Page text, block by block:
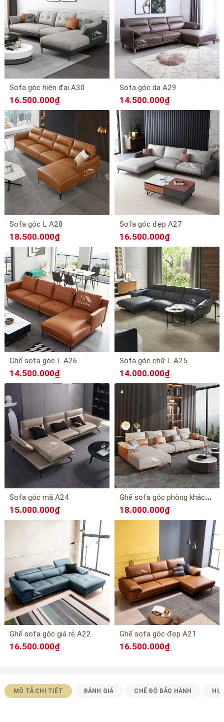
Sofa góc hiện đại A30
16.500.000₫
Sofa góc da A29
14.500.000₫
Sofa góc L A28
18.500.000₫
Sofa góc đẹp A27
16.500.000₫
Ghế sofa góc L A26
14.500.000₫
Sofa góc chữ L A25
14.000.000₫
Sofa góc mã A24
15.000.000₫
G
hế sofa góc phòng khách A23
18.000.000₫
Ghế sofa góc giá rẻ A22
16.500.000₫
Ghế sofa góc đẹp A21
16.500.000₫
MÔ TẢ CHI TIẾT ĐÁNH GIÁ CHẾ ĐỘ BẢO HÀNH